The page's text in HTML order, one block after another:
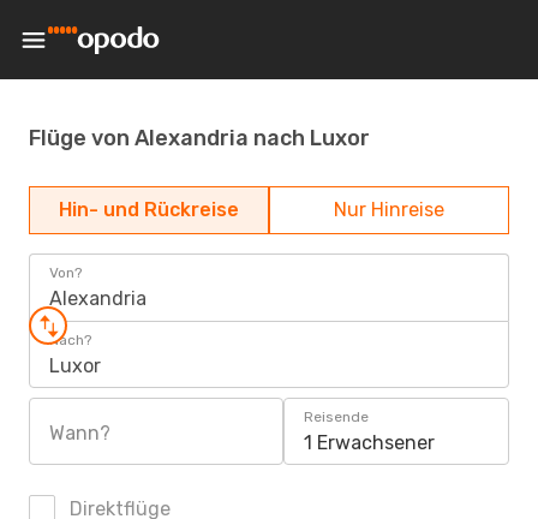
Flüge von Alexandria nach Luxor
Hin- und Rückreise Nur Hinreise
Von?
Alexandria
Nach?
Luxor
Wann?
Reisende
1 Erwachsener
Direktflüge